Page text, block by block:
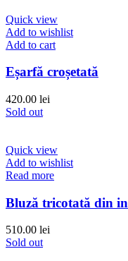
Quick view
Add to wishlist
Add to cart
Eșarfă croșetată
420.00 lei
Sold out
Quick view
Add to wishlist
Read more
Bluză tricotată din in
510.00 lei
Sold out